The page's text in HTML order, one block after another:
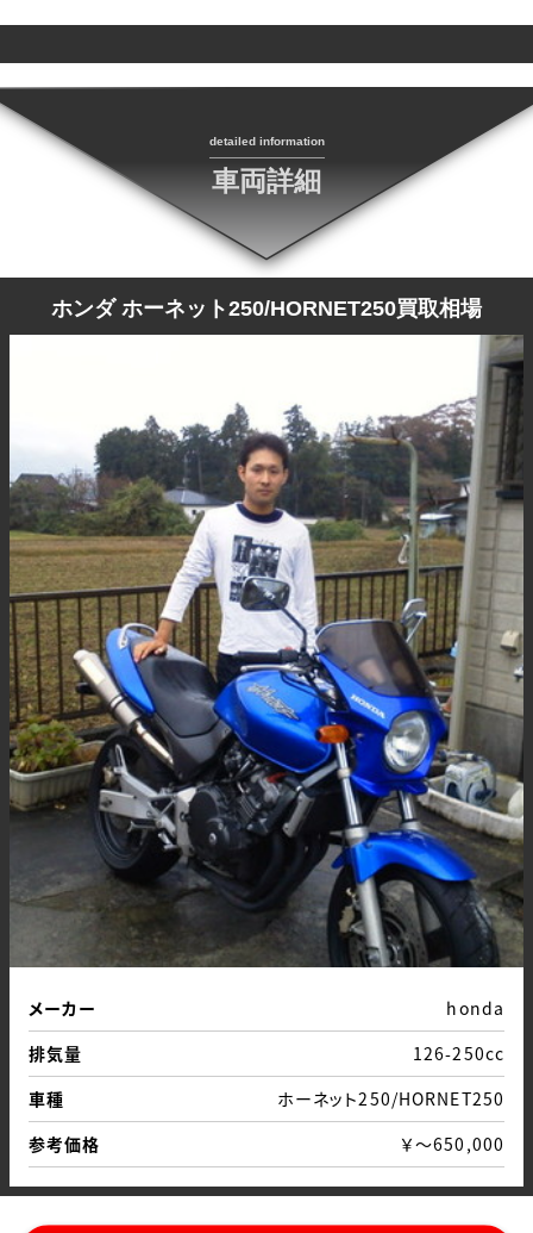
detailed information
車両詳細
ホンダ ホーネット250/HORNET250買取相場
メーカー
honda
排気量
126-250cc
車種
ホーネット250/HORNET250
参考価格
￥～650,000